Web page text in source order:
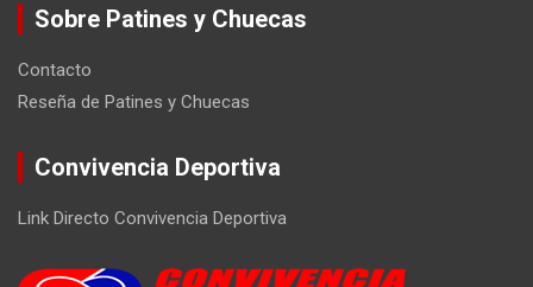
Sobre Patines y Chuecas
Contacto
Reseña de Patines y Chuecas
Convivencia Deportiva
Link Directo Convivencia Deportiva